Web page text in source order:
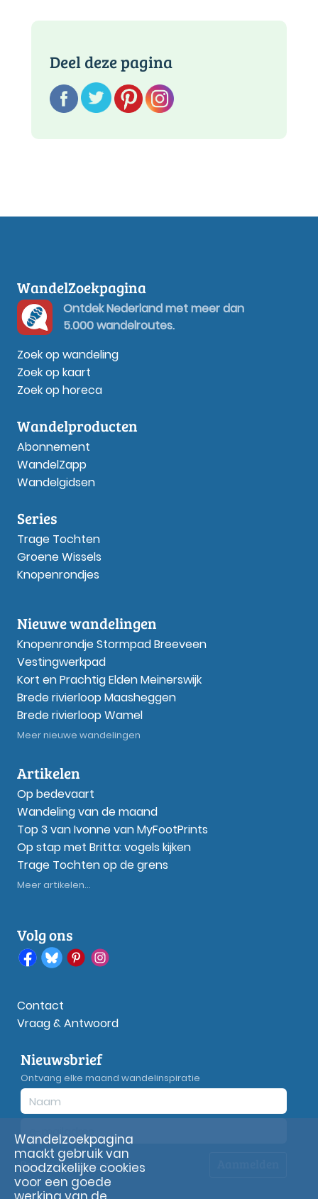
Deel deze pagina
WandelZoekpagina
Ontdek Nederland met meer dan
5.000 wandelroutes.
Zoek op wandeling
Zoek op kaart
Zoek op horeca
Wandelproducten
Abonnement
WandelZapp
Wandelgidsen
Series
Trage Tochten
Groene Wissels
Knopenrondjes
Nieuwe wandelingen
Knopenrondje Stormpad Breeveen
Vestingwerkpad
Kort en Prachtig Elden Meinerswijk
Brede rivierloop Maasheggen
Brede rivierloop Wamel
Meer nieuwe wandelingen
Artikelen
Op bedevaart
Wandeling van de maand
Top 3 van Ivonne van MyFootPrints
Op stap met Britta: vogels kijken
Trage Tochten op de grens
Meer artikelen...
Volg ons
Contact
Vraag & Antwoord
Nieuwsbrief
Ontvang elke maand wandelinspiratie
Privacyverklaring
Wandelzoekpagina
maakt gebruik van
noodzakelijke cookies
voor een goede